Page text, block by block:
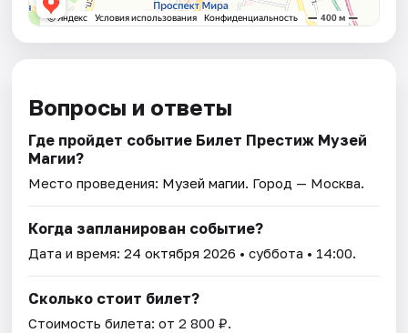
Вопросы и ответы
Где пройдет событие Билет Престиж Музей
Магии?
Место проведения: Музей магии. Город — Москва.
Когда запланирован событие?
Дата и время:24 октября 2026 • суббота • 14:00.
Сколько стоит билет?
Стоимость билета: от 2 800 ₽.